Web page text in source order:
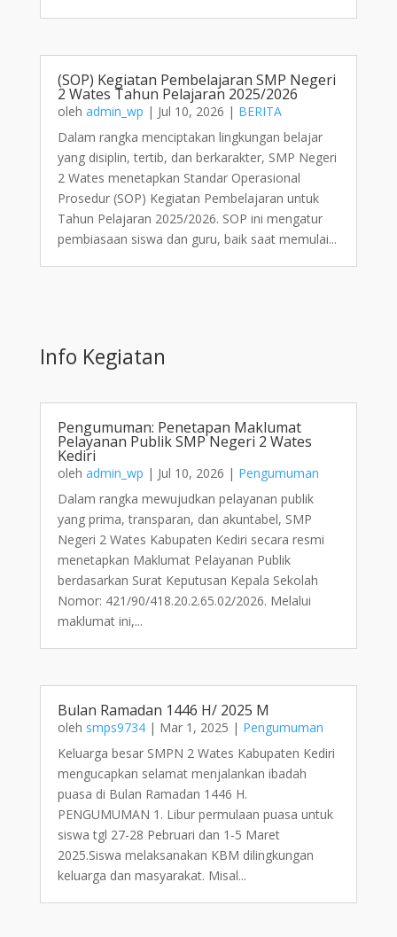
(SOP) Kegiatan Pembelajaran SMP Negeri
2 Wates Tahun Pelajaran 2025/2026
oleh admin_wp | Jul 10, 2026 | BERITA
Dalam rangka menciptakan lingkungan belajar
yang disiplin, tertib, dan berkarakter, SMP Negeri
2 Wates menetapkan Standar Operasional
Prosedur (SOP) Kegiatan Pembelajaran untuk
Tahun Pelajaran 2025/2026. SOP ini mengatur
pembiasaan siswa dan guru, baik saat memulai...
Info Kegiatan
Pengumuman: Penetapan Maklumat
Pelayanan Publik SMP Negeri 2 Wates
Kediri
oleh admin_wp | Jul 10, 2026 | Pengumuman
Dalam rangka mewujudkan pelayanan publik
yang prima, transparan, dan akuntabel, SMP
Negeri 2 Wates Kabupaten Kediri secara resmi
menetapkan Maklumat Pelayanan Publik
berdasarkan Surat Keputusan Kepala Sekolah
Nomor: 421/90/418.20.2.65.02/2026. Melalui
maklumat ini,...
Bulan Ramadan 1446 H/ 2025 M
oleh smps9734| Mar 1, 2025 | Pengumuman
Keluarga besar SMPN 2 Wates Kabupaten Kediri
mengucapkan selamat menjalankan ibadah
puasa di Bulan Ramadan 1446 H.
PENGUMUMAN 1. Libur permulaan puasa untuk
siswa tgl 27-28 Pebruari dan 1-5 Maret
2025.Siswa melaksanakan KBM dilingkungan
keluarga dan masyarakat. Misal...